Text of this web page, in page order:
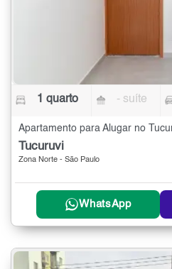
1 quarto - suíte
Apartamento para Alugar no
Tucuruvi
Zona Norte - São Paulo
WhatsApp